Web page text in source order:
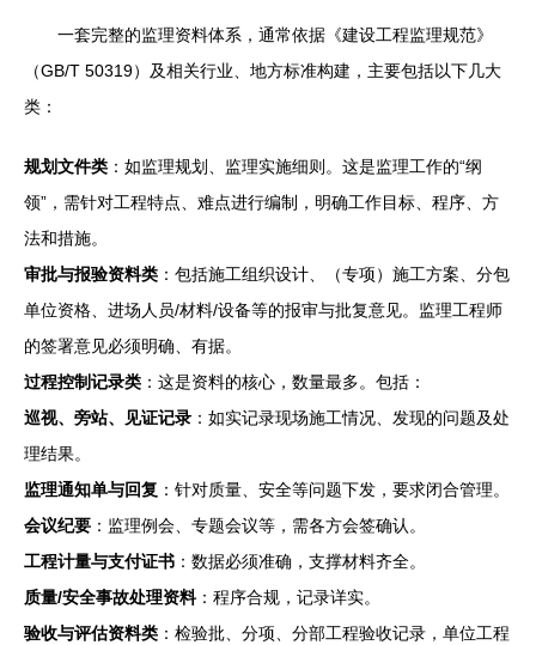
一套完整的监理资料体系，通常依据《建设工程监理规范》
（GB/T 50319）及相关行业、地方标准构建，主要包括以下几大
类：
规划文件类 ：如监理规划、监理实施细则。这是监理工作的“纲
领”，需针对工程特点、难点进行编制，明确工作目标、程序、方
法和措施。
审批与报验资料类 ：包括施工组织设计、（专项）施工方案、分包
单位资格、进场人员/材料/设备等的报审与批复意见。监理工程师
的签署意见必须明确、有据。
过程控制记录类 ：这是资料的核心，数量最多。包括：
巡视、旁站、见证记录 ：如实记录现场施工情况、发现的问题及处
理结果。
监理通知单与回复 ：针对质量、安全等问题下发，要求闭合管理。
会议纪要 ：监理例会、专题会议等，需各方会签确认。
工程计量与支付证书 ：数据必须准确，支撑材料齐全。
质量/安全事故处理资料：程序合规，记录详实。
验收与评估资料类 ：检验批、分项、分部工程验收记录，单位工程